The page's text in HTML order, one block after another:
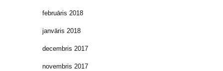
februāris 2018
janvāris 2018
decembris 2017
novembris 2017